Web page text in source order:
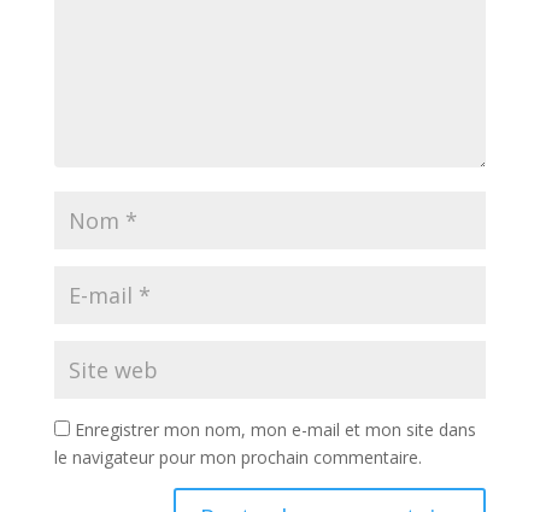
Enregistrer mon nom, mon e-mail et mon site dans
le navigateur pour mon prochain commentaire.